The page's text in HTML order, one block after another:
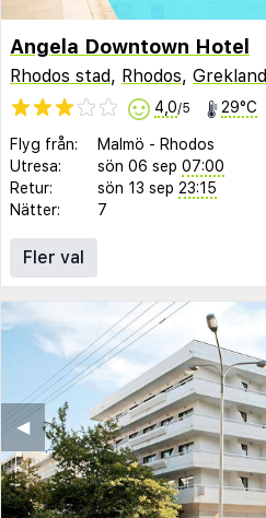
Angela Downtown Hotel
Rhodos stad, Rhodos, Grekland
4,0/5 29°C
Flyg från: Malmö - Rhodos
Utresa:
sön 06 sep 07:00
Retur:
sön 13 sep 23:15
Nätter:
7
Fler val
◀︎